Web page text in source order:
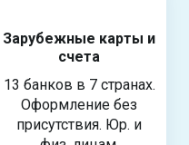
Зарубежные карты и
счета
13 банков в 7 странах.
Оформление без
присутствия. Юр. и